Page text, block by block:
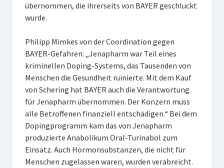
übernommen, die ihrerseits von BAYER geschluckt
wurde.
Philipp Mimkes von der Coordination gegen
BAYER-Gefahren: „Jenapharm war Teil eines
kriminellen Doping-Systems, das Tausenden von
Menschen die Gesundheit ruinierte. Mit dem Kauf
von Schering hat BAYER auch die Verantwortung
für Jenapharm übernommen. Der Konzern muss
alle Betroffenen finanziell entschädigen.“ Bei dem
Dopingprogramm kam das von Jenapharm
produzierte Anabolikum Oral-Turinabol zum
Einsatz. Auch Hormonsubstanzen, die nicht für
Menschen zugelassen waren, wurden verabreicht.